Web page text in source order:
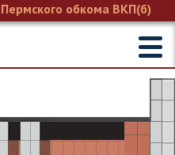
Пермского обкома ВКП(б)